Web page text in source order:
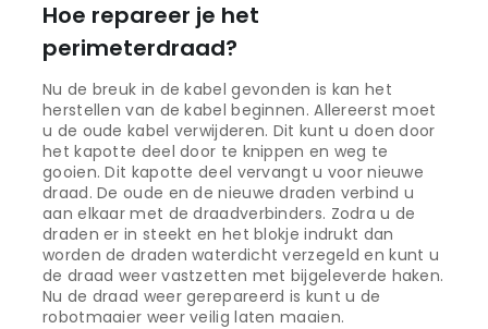
Hoe repareer je het
perimeterdraad?
Nu de breuk in de kabel gevonden is kan het
herstellen van de kabel beginnen. Allereerst moet
u de oude kabel verwijderen. Dit kunt u doen door
het kapotte deel door te knippen en weg te
gooien. Dit kapotte deel vervangt u voor nieuwe
draad. De oude en de nieuwe draden verbind u
aan elkaar met de draadverbinders. Zodra u de
draden er in steekt en het blokje indrukt dan
worden de draden waterdicht verzegeld en kunt u
de draad weer vastzetten met bijgeleverde haken.
Nu de draad weer gerepareerd is kunt u de
robotmaaier weer veilig laten maaien.